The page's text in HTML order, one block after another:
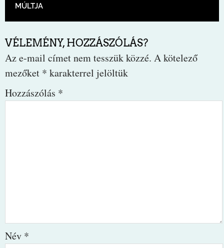
MÚLTJA
VÉLEMÉNY, HOZZÁSZÓLÁS?
Az e-mail címet nem tesszük közzé. A kötelező
mezőket * karakterrel jelöltük
Hozzászólás *
Név *